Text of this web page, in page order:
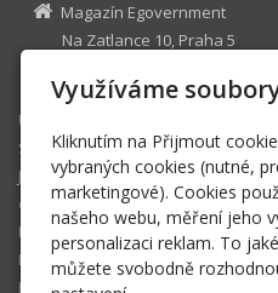
Magazín Egovernment
Na Zatlance 10, Praha 5
Úvodní stránka
STUDIO
JIHLAVA
eOSOBNOST
ROK INFORMATIKY
MIKULOV
EGOVERNMENT THE BEST
Využíváme
Kliknutím na Přijmout
vybraných cookies (nutné,
marketingové). Cookies
našeho webu, měření jeho
personalizaci reklam. To
můžete svobodně